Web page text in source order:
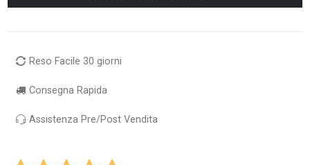
Reso Facile 30 giorni
Consegna Rapida
Assistenza Pre/Post Vendita